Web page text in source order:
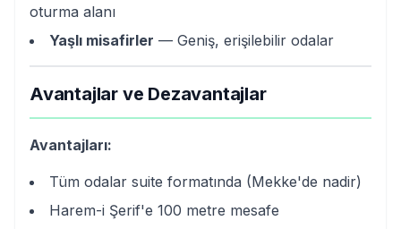
oturma alanı
Yaşlı misafirler — Geniş, erişilebilir odalar
Avantajlar ve Dezavantajlar
Avantajları:
Tüm odalar suite formatında (Mekke'de nadir)
Harem-i Şerif'e 100 metre mesafe